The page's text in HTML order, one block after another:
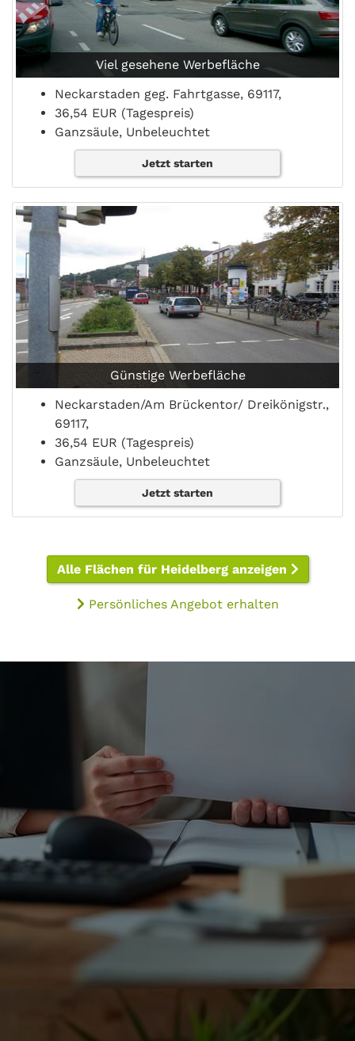
Viel gesehene Werbefläche
Neckarstaden geg. Fahrtgasse, 69117,
36,54 EUR (Tagespreis)
Ganzsäule, Unbeleuchtet
Jetzt starten
Günstige Werbefläche
Neckarstaden/Am Brückentor/ Dreikönigstr.,
69117,
36,54 EUR (Tagespreis)
Ganzsäule, Unbeleuchtet
Jetzt starten
Alle Flächen für Heidelberg anzeigen
Persönliches Angebot erhalten